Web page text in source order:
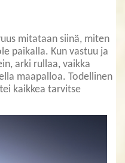
mitataan siinä, miten
paikalla. Kun vastuu ja
arki rullaa, vaikka
maapalloa. Todellinen
kaikkea tarvitse